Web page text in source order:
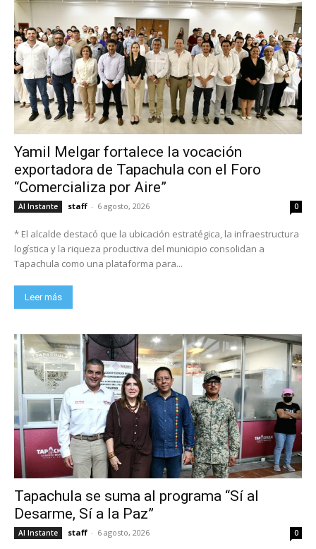
Yamil Melgar fortalece la vocación
exportadora de Tapachula con el Foro
“Comercializa por Aire”
Al Instante staff - 6 agosto, 2026 0
* El alcalde destacó que la ubicación estratégica, la infraestructura
logística y la riqueza productiva del municipio consolidan a
Tapachula como una plataforma para...
Leer más
Tapachula se suma al programa “Sí al
Desarme, Sí a la Paz”
Al Instante staff - 6 agosto, 2026 0